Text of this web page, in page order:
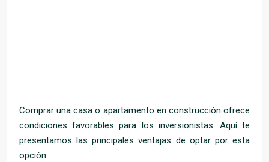
Comprar una casa o apartamento en construcción ofrece
condiciones favorables para los inversionistas. Aquí te
presentamos las principales ventajas de optar por esta
opción.